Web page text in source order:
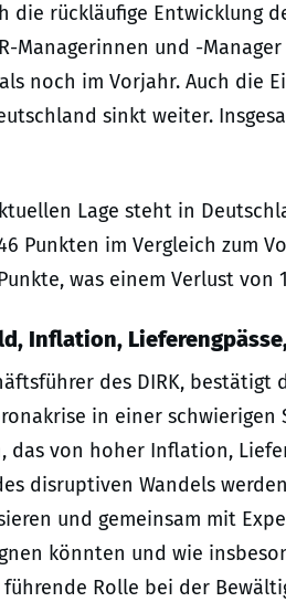
die rückläufige Entwicklung
Managerinnen und -
noch im Vorjahr. Auch die
sinkt weiter.
Lage steht in
Punkten im Vergleich zum
was einem Verlust von
Inflation,
des DIRK,
in einer
das von hoher Inflation,
disruptiven Wandels
und gemeinsam mit
könnten und wie
Rolle bei der